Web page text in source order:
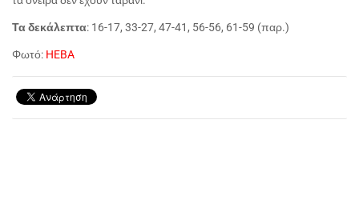
Τα δεκάλεπτα: 16-17, 33-27, 47-41, 56-56, 61-59 (παρ.)
Φωτό: HEBA